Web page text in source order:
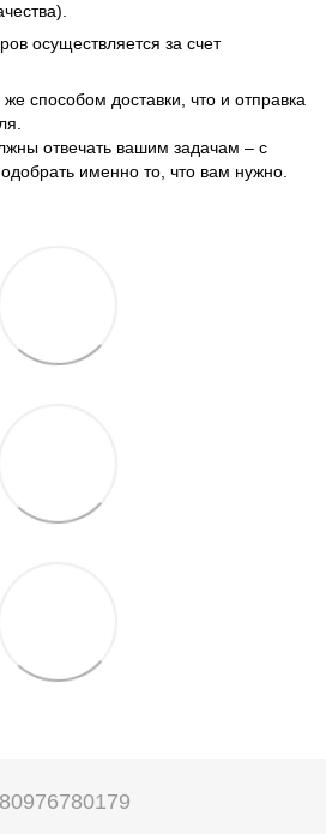
осуществляется за счет
способом доставки, что и отправка
отвечать вашим задачам – с
именно то, что вам нужно.